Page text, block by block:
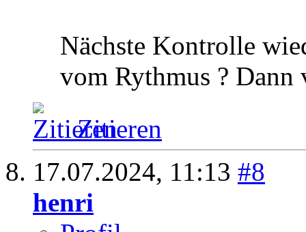
Nächste Kontrolle
vom Rythmus ?
Zitieren
17.07.2024, 11:13 #8
henri